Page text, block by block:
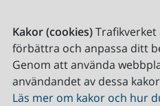
Kakor (cookies)Trafikverket
förbättra och anpassa ditt
Genom att använda
användandet av dessa
Läs mer om kakor och hur